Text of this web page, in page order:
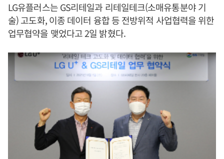
LG유플러스는 GS리테일과 리테일테크(소매유통분야 기
술) 고도화, 이종 데이터 융합 등 전방위적 사업협력을 위한
업무협약을 맺었다고 2일 밝혔다.